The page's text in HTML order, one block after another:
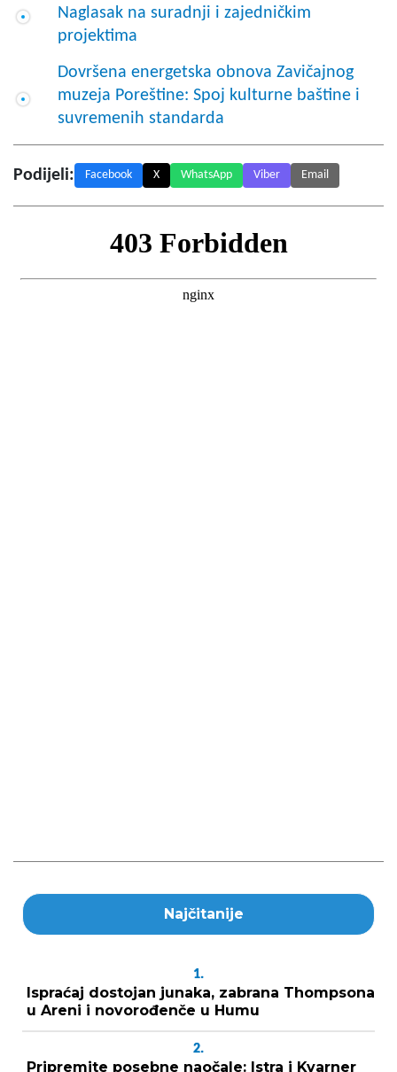
Naglasak na suradnji i zajedničkim
projektima
Dovršena energetska obnova Zavičajnog
muzeja Poreštine: Spoj kulturne baštine i
suvremenih standarda
Podijeli: Facebook X WhatsApp Viber Email
Najčitanije
1.
Ispraćaj dostojan junaka, zabrana Thompsona
u Areni i novorođenče u Humu
2.
Pripremite posebne naočale: Istra i Kvarner